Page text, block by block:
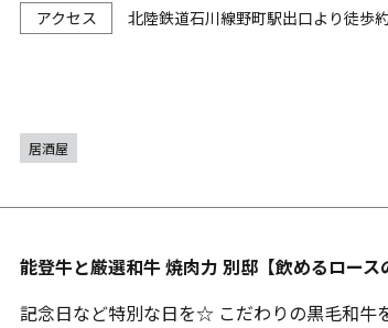
北陸鉄道石川線野町駅出口より徒歩
居酒屋
能登牛と厳選和牛 焼肉力 別邸【飲めるロー
記念日など特別な日を☆ こだわりの黒毛和牛